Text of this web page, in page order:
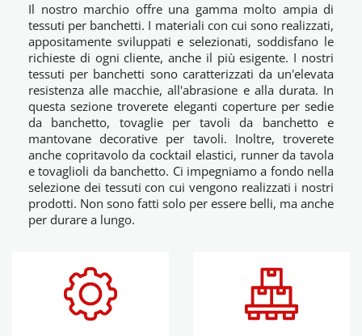
Il nostro marchio offre una gamma molto ampia di
tessuti per banchetti. I materiali con cui sono realizzati,
appositamente sviluppati e selezionati, soddisfano le
richieste di ogni cliente, anche il più esigente. I nostri
tessuti per banchetti sono caratterizzati da un'elevata
resistenza alle macchie, all'abrasione e alla durata. In
questa sezione troverete eleganti coperture per sedie
da banchetto, tovaglie per tavoli da banchetto e
mantovane decorative per tavoli. Inoltre, troverete
anche copritavolo da cocktail elastici, runner da tavola
e tovaglioli da banchetto. Ci impegniamo a fondo nella
selezione dei tessuti con cui vengono realizzati i nostri
prodotti. Non sono fatti solo per essere belli, ma anche
per durare a lungo.